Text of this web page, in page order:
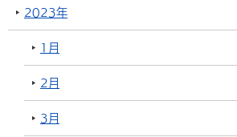
2023年
1月
2月
3月